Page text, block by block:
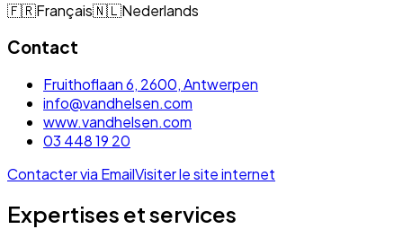
🇫🇷Français🇳🇱Nederlands
Contact
Fruithoflaan 6, 2600, Antwerpen
info@vandhelsen.com
www.vandhelsen.com
03 448 19 20
Contacter via EmailVisiter le site internet
Expertises et services